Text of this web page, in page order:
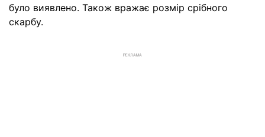
було виявлено. Також вражає розмір срібного
скарбу.
РЕКЛАМА